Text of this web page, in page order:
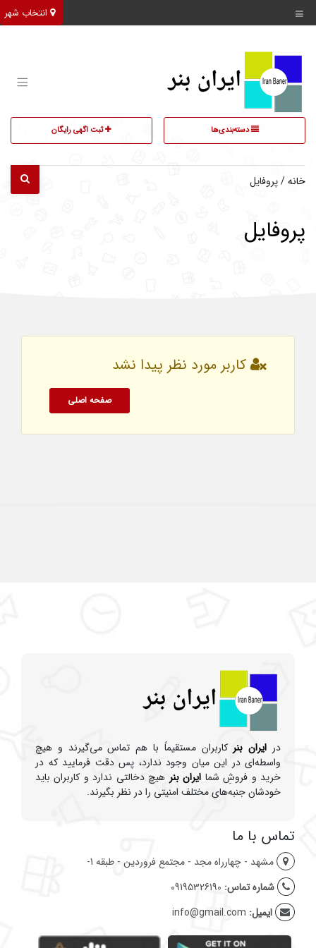
دسته‌بندی‌ها ثبت اگهی رایگان
خانه/ پروفایل
پروفایل
کاربر مورد نظر پیدا نشد
صفحه اصلی
در ایران بنر کاربران مستقیماً با هم تماس می‌گیرند و هیچ
واسطه‌ای در این میان وجود ندارد، پس دقت فرمایید که در
خرید و فروشِ شما ایران بنر هیچ دخالتی ندارد و کاربران باید
خودشان جنبه‌های مختلف امنیتی را در نظر بگیرند.
تماس با ما
مشهد - چهارراه مجد - مجتمع فروردین - طبقه 1-
شماره تماس: 09195326190
ایمیل: info@gmail.com